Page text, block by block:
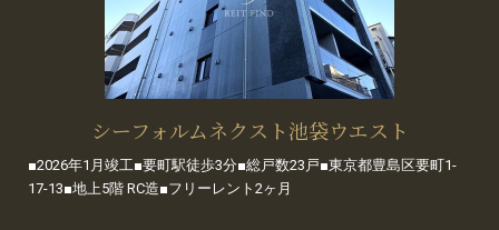
シーフォルムネクスト池袋ウエスト
■2026年1月竣工■要町駅徒歩3分■総戸数23戸■東京都豊島区要町1-
17-13■地上5階 RC造■フリーレント2ヶ月